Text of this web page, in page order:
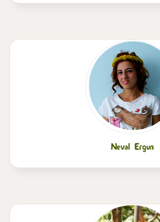
Neval Ergun